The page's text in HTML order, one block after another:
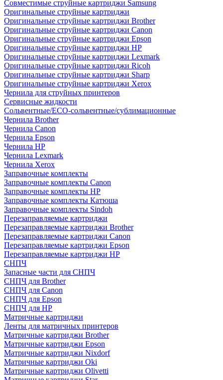
Совместимые струйные картриджи Samsung
Оригинальные струйные картриджи
Оригинальные струйные картриджи Brother
Оригинальные струйные картриджи Canon
Оригинальные струйные картриджи Epson
Оригинальные струйные картриджи HP
Оригинальные струйные картриджи Lexmark
Оригинальные струйные картриджи Ricoh
Оригинальные струйные картриджи Sharp
Оригинальные струйные картриджи Xerox
Чернила для струйных принтеров
Сервисные жидкости
Сольвентные/ECO-сольвентные/сублимационные
Чернила Brother
Чернила Canon
Чернила Epson
Чернила HP
Чернила Lexmark
Чернила Xerox
Заправочные комплекты
Заправочные комплекты Canon
Заправочные комплекты HP
Заправочные комплекты Катюша
Заправочные комплекты Sindoh
Перезаправляемые картриджи
Перезаправляемые картриджи Brother
Перезаправляемые картриджи Canon
Перезаправляемые картриджи Epson
Перезаправляемые картриджи HP
СНПЧ
Запасные части для СНПЧ
СНПЧ для Brother
СНПЧ для Canon
СНПЧ для Epson
СНПЧ для HP
Матричные картриджи
Ленты для матричных принтеров
Матричные картриджи Brother
Матричные картриджи Epson
Матричные картриджи Nixdorf
Матричные картриджи Oki
Матричные картриджи Olivetti